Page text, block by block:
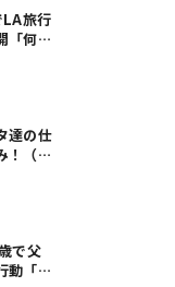
旅行
「何が
達の仕
！（右
で父
動「こ